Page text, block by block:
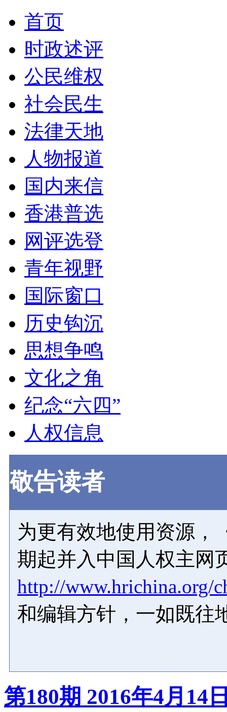
首页
时政述评
公民维权
社会民生
法律天地
人物报道
国内来信
香港普选
网评选登
青年视野
国际窗口
历史钩沉
思想争鸣
文化之角
纪念“六四”
人权信息
敬告读者
为更有效地使用资源，
期起并入中国人权主网
http://www.hrichina.org/
和编辑方针，一如既往
第180期 2016年4月14